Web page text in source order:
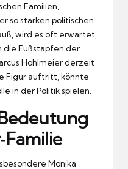
Familien,
so starken politischen
wird es oft erwartet,
die Fußstapfen der
Hohlmeier derzeit
Figur auftritt, könnte
in der Politik spielen.
Monika